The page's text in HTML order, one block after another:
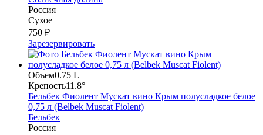
Россия
Сухое
750 ₽
Зарезервировать
Объем0.75 L
Крепость11.8°
Бельбек Фиолент Мускат вино Крым полусладкое белое
0,75 л (Belbek Muscat Fiolent)
Бельбек
Россия